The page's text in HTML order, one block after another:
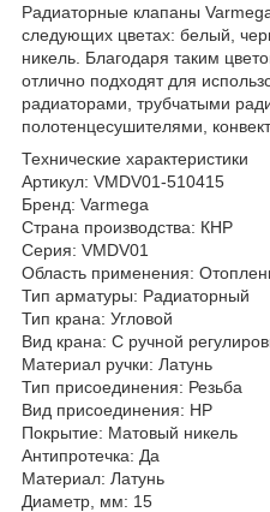
Радиаторные клапаны
следующих цветах: белый,
никель. Благодаря таким
отлично подходят для
радиаторами, трубчатыми
полотенцесушителями,
Технические характеристики
Артикул: VMDV01-510415
Бренд: Varmega
Страна производства: КНР
Серия: VMDV01
Область применения:
Тип арматуры: Радиаторный
Тип крана: Угловой
Вид крана: С ручной
Материал ручки: Латунь
Тип присоединения: Резьба
Вид присоединения: НР
Покрытие: Матовый никель
Антипротечка: Да
Материал: Латунь
Диаметр, мм: 15